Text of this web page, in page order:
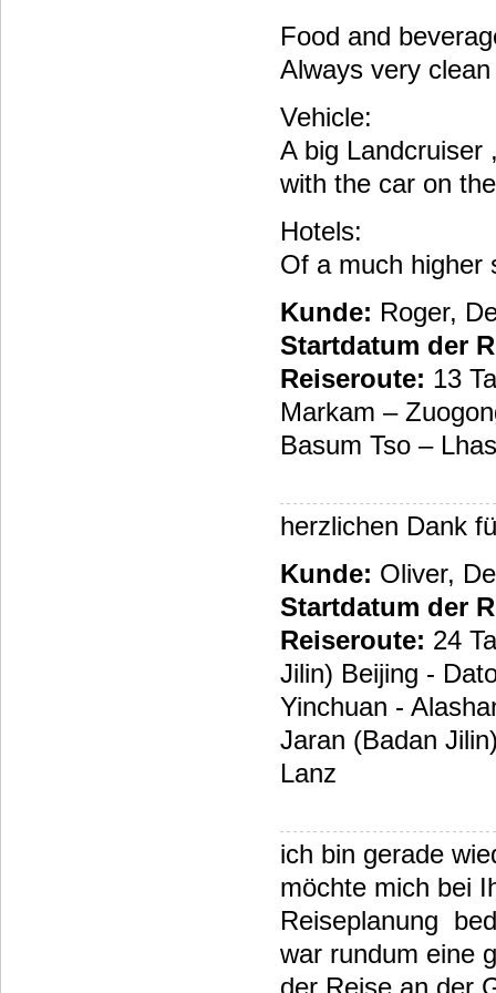
Food and
Always very
Vehicle:
A big Landcruiser
with the car on
Hotels:
Of a much higher
Kunde: Roger,
Startdatum der
Reiseroute: 13
Markam –
Basum Tso –
herzlichen Dank
Kunde: Oliver,
Startdatum der
Reiseroute: 24
Jilin) Beijing -
Yinchuan -
Jaran (Badan
Lanz
ich bin gerade
möchte mich bei
Reiseplanung
war rundum eine